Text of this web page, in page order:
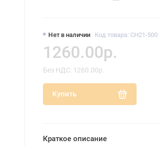
Нет в наличии Код товара: CH21-500
1260.00р.
Без НДС: 1260.00р.
Купить
Краткое описание